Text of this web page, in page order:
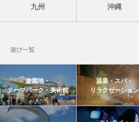
九州 沖縄
遊び一覧
遊園地・
テーマパーク・美術館
温泉・スパ・
リラクゼーション